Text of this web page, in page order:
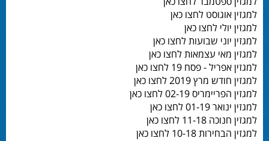
למגזין אוגוסט לחצו כאן
למגזין יולי לחצו כאן
למגזין יוני שבועות לחצו כאן
למגזין מאי עצמאות לחצו כאן
למגזין אפריל - פסח 19 לחצו כאן
למגזין חודש מרץ 2019 לחצו כאן
למגזין הפריימריס 02-19 לחצו כאן
למגזין ינואר 01-19 לחצו כאן
למגזין חנוכה 11-18 לחצו כאן
למגזין הבחירות 10-18 לחצו כאן